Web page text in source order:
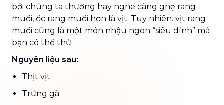
bởi chúng ta thường hay nghe càng ghẹ rang
muối, ốc rang muối hơn là vịt. Tuy nhiên. vịt rang
muối cũng là một món nhậu ngon “siêu dính” mà
bạn có thể thử.
Nguyên liệu sau:
Thịt vịt
Trứng gà